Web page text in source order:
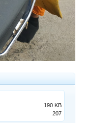
190 KB
207